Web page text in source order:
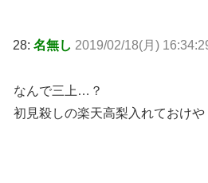
28: 名無し 2019/02/18(月)
なんで三上…？
初見殺しの楽天高梨入れておけや